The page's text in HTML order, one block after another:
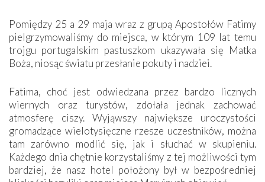
Pomiędzy 25 a 29 maja wraz z grupą Apostołów Fatimy
pielgrzymowaliśmy do miejsca, w którym 109 lat temu
trojgu portugalskim pastuszkom ukazywała się Matka
Boża, niosąc światu przesłanie pokuty i nadziei.
Fatima, choć jest odwiedzana przez bardzo licznych
wiernych oraz turystów, zdołała jednak zachować
atmosferę ciszy. Wyjąwszy największe uroczystości
gromadzące wielotysięczne rzesze uczestników, można
tam zarówno modlić się, jak i słuchać w skupieniu.
Każdego dnia chętnie korzystaliśmy z tej możliwości tym
bardziej, że nasz hotel położony był w bezpośredniej